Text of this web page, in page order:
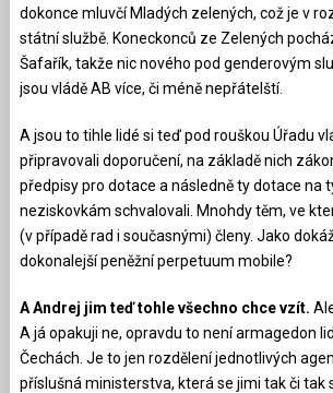
dokonce mluvčí Mladých zelených, což je v
státní službě. Koneckonců ze Zelených
Šafařík, takže nic nového pod genderovým
jsou vládě AB více, či méně nepřátelští.
A jsou to tihle lidé si teď pod rouškou Úřadu
připravovali doporučení, na základě nich
předpisy pro dotace a následně ty dotace na
neziskovkám schvalovali. Mnohdy těm, ve
(v případě rad i současnými) členy. Jako
dokonalejší peněžní perpetuum mobile?
A Andrej jim teď tohle všechno chce vzít.
A já opakuji ne, opravdu to není armagedon
Čechách. Je to jen rozdělení jednotlivých
příslušná ministerstva, která se jimi tak či tak